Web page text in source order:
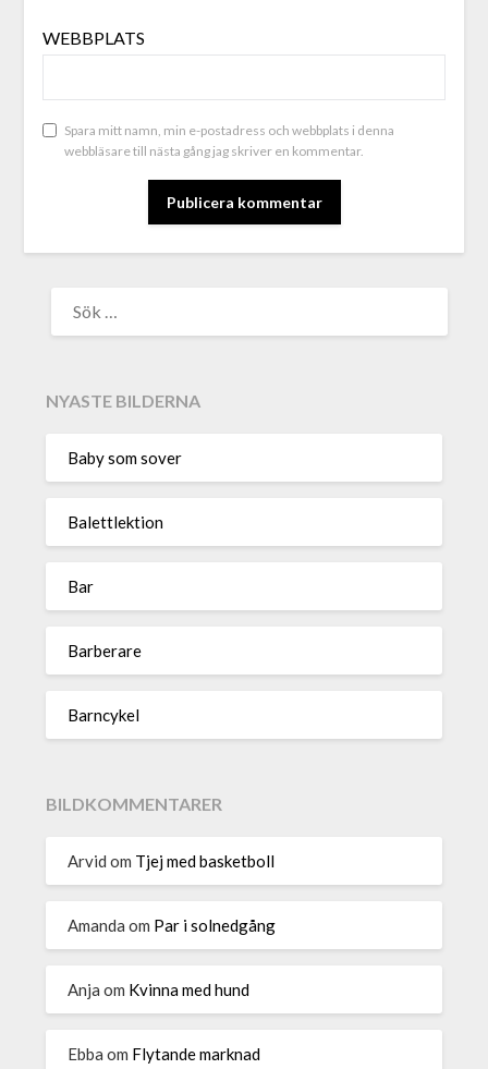
WEBBPLATS
Spara mitt namn, min e-postadress och webbplats i denna
webbläsare till nästa gång jag skriver en kommentar.
ALTERNATIVE:
NYASTE BILDERNA
Baby som sover
Balettlektion
Bar
Barberare
Barncykel
BILDKOMMENTARER
Arvid om Tjej med basketboll
Amanda om Par i solnedgång
Anja om Kvinna med hund
Ebba om Flytande marknad